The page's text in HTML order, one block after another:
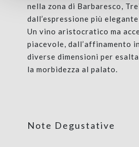
nella zona di Barbaresco,
dall’espressione più
Un vino aristocratico ma
piacevole, dall’affinamento
diverse dimensioni per
la morbidezza al palato.
Note Degustative